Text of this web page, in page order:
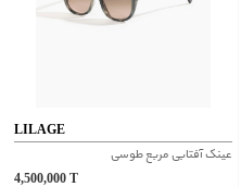
LILAGE
عینک آفتابی مربع طوسی
4,500,000